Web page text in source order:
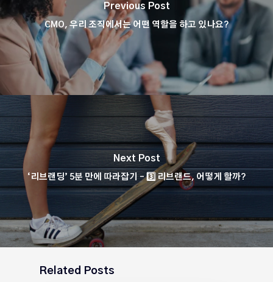
Previous Post
CMO, 우리 조직에서는 어떤 역할을 하고 있나요?
Next Post
‘리브랜딩’ 5분 만에 따라잡기 – 3️⃣ 리브랜드, 어떻게 할까?
Related Posts